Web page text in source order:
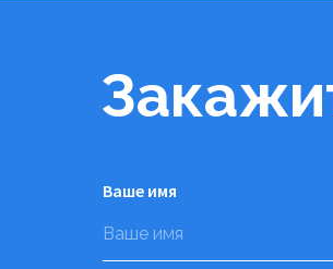
Ваше имя